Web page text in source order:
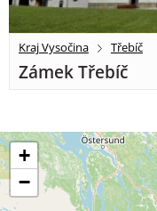
Kraj Vysočina Třebíč
Zámek Třebíč
+
−